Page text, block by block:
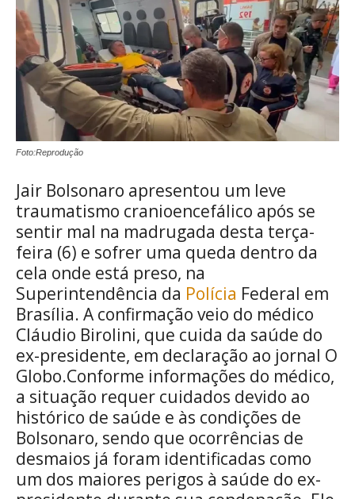
Foto:Reprodução
Jair Bolsonaro apresentou um leve
traumatismo cranioencefálico após se
sentir mal na madrugada desta terça-
feira (6) e sofrer uma queda dentro da
cela onde está preso, na
Superintendência da Polícia Federal em
Brasília. A confirmação veio do médico
Cláudio Birolini, que cuida da saúde do
ex-presidente, em declaração ao jornal O
Globo.Conforme informações do médico,
a situação requer cuidados devido ao
histórico de saúde e às condições de
Bolsonaro, sendo que ocorrências de
desmaios já foram identificadas como
um dos maiores perigos à saúde do ex-